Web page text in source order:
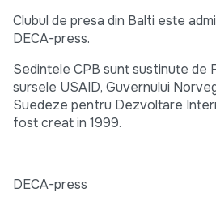
Clubul de presa din Balti este
DECA-press.
Sedintele CPB sunt sustinute de
sursele USAID, Guvernului
Suedeze pentru Dezvoltare
fost creat in 1999.
DECA-press